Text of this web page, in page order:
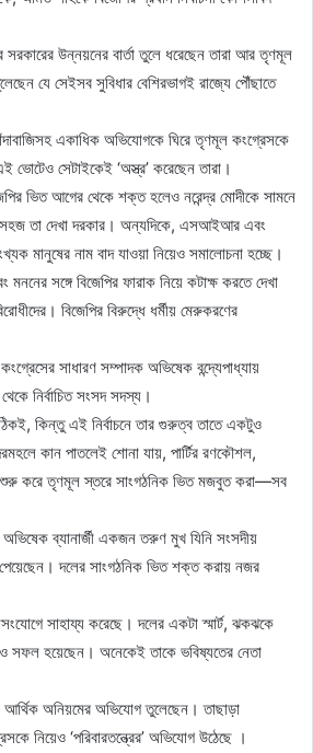
সরকারের উন্নয়নের বার্তা তুলে ধরেছেন তারা আর তৃণমূল
যে সেইসব সুবিধার বেশিরভাগই রাজ্যে পৌঁছাতে
একাধিক অভিযোগকে ঘিরে তৃণমূল কংগ্রেসকে
ভোটেও সেটাইকেই ‘অস্ত্র’ করেছেন তারা।
ভিত আগের থেকে শক্ত হলেও নরেন্দ্র মোদীকে সামনে
সহজ তা দেখা দরকার। অন্যদিকে, এসআইআর এবং
মানুষের নাম বাদ যাওয়া নিয়েও সমালোচনা হচ্ছে।
সঙ্গে বিজেপির ফারাক নিয়ে কটাক্ষ করতে দেখা
বিজেপির বিরুদ্ধে ধর্মীয় মেরুকরণের
সাধারণ সম্পাদক অভিষেক বন্দ্যেপাধ্যায়
নির্বাচিত সংসদ সদস্য।
ঠিকই, কিন্তু এই নির্বাচনে তার গুরুত্ব তাতে একটুও
কান পাতলেই শোনা যায়, পার্টির রণকৌশল,
শুরু করে তৃণমূল স্তরে সাংগঠনিক ভিত মজবুত করা—সব
অভিষেক ব্যানার্জী একজন তরুণ মুখ যিনি সংসদীয়
দলের সাংগঠনিক ভিত শক্ত করায় নজর
সাহায্য করেছে। দলের একটা স্মার্ট, ঝকঝকে
সফল হয়েছেন। অনেকেই তাকে ভবিষ্যতের নেতা
ও আর্থিক অনিয়মের অভিযোগ তুলেছেন। তাছাড়া
নিয়েও ‘পরিবারতন্ত্রের’ অভিযোগ উঠেছে ।